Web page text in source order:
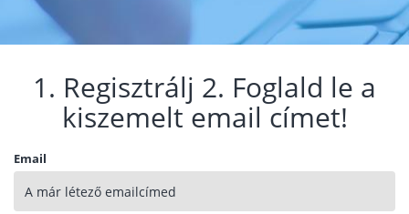
1. Regisztrálj 2. Foglald le a
kiszemelt email címet!
Email